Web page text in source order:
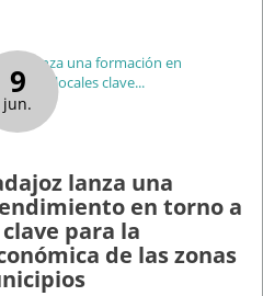
9
jun.
lanza una
en torno a
para la
de las zonas